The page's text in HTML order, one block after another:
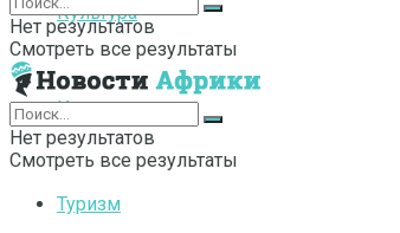
Культура
Интернет
Туризм
Нет результатов
Смотреть все результаты
Нет результатов
Смотреть все результаты